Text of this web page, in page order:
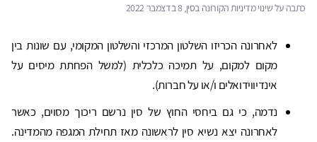
כתבה על שינוי מדיניות הקורונה בסין, 8 בדצמבר 2022
לאחרונה הכריזו השלטון המרכזי והשלטון המקומי, עם שונות בין
מקום למקום, על תמיכה כלכלית (למשל הפחתת מיסים על
אינדיווידואלים ו/או על חברות).
נדמה, כי גם ביחסי החוץ של סין נרשם ריכוך מסוים, כאשר
לאחרונה יצא נשיא סין לראשונה מאז תחילת המגפה מהמדינה.